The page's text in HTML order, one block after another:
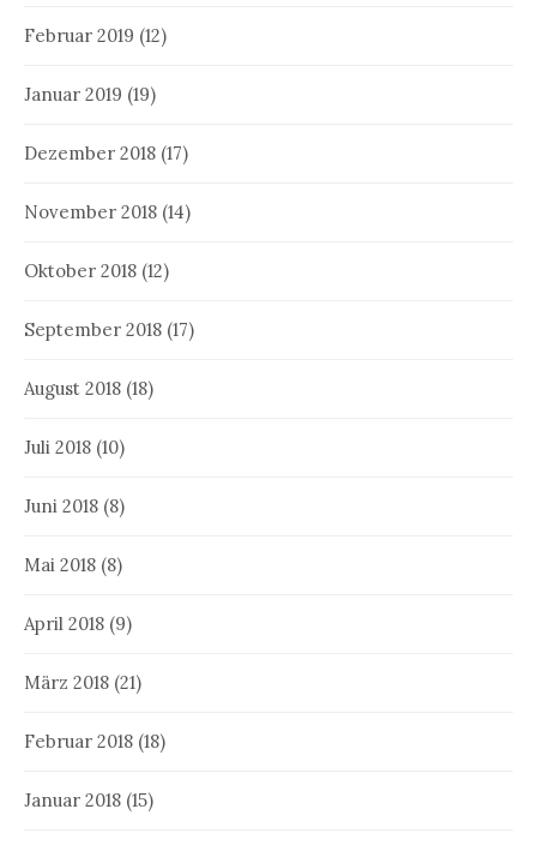
Februar 2019 (12)
Januar 2019 (19)
Dezember 2018 (17)
November 2018 (14)
Oktober 2018 (12)
September 2018 (17)
August 2018 (18)
Juli 2018 (10)
Juni 2018 (8)
Mai 2018 (8)
April 2018 (9)
März 2018 (21)
Februar 2018 (18)
Januar 2018 (15)